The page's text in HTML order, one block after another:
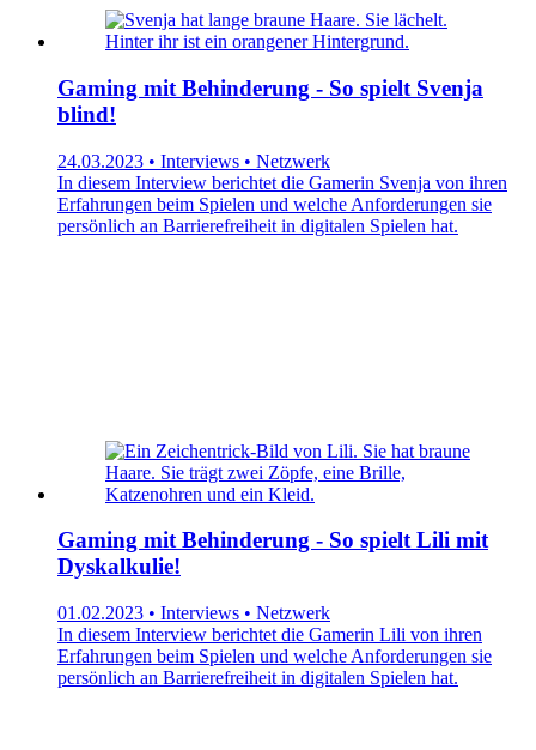
Gaming mit Behinderung - So spielt Svenja
blind!
24.03.2023 • Interviews • Netzwerk
In diesem Interview berichtet die Gamerin Svenja von ihren
Erfahrungen beim Spielen und welche Anforderungen sie
persönlich an Barrierefreiheit in digitalen Spielen hat.
Gaming mit Behinderung - So spielt Lili mit
Dyskalkulie!
01.02.2023 • Interviews • Netzwerk
In diesem Interview berichtet die Gamerin Lili von ihren
Erfahrungen beim Spielen und welche Anforderungen sie
persönlich an Barrierefreiheit in digitalen Spielen hat.